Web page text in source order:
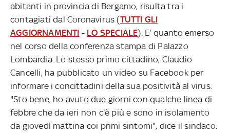
abitanti in provincia di Bergamo, risulta tra i
contagiati dal Coronavirus (TUTTI GLI
AGGIORNAMENTI - LO SPECIALE). E' quanto emerso
nel corso della conferenza stampa di Palazzo
Lombardia. Lo stesso primo cittadino, Claudio
Cancelli, ha pubblicato un video su Facebook per
informare i concittadini della sua positività al virus.
"Sto bene, ho avuto due giorni con qualche linea di
febbre che da ieri non c'è più e sono in isolamento
da giovedì mattina coi primi sintomi", dice il sindaco.